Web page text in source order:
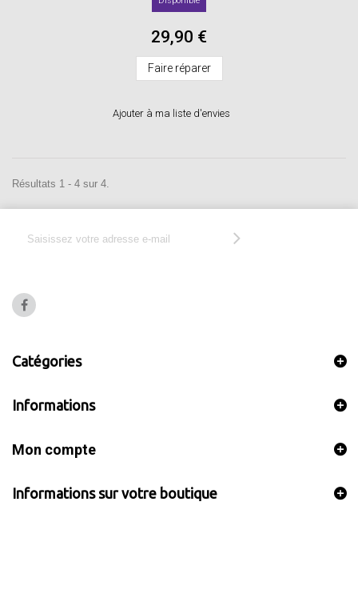
29,90 €
Faire réparer
Ajouter à ma liste d'envies
Résultats 1 - 4 sur 4.
Catégories
Informations
Mon compte
Informations sur votre boutique